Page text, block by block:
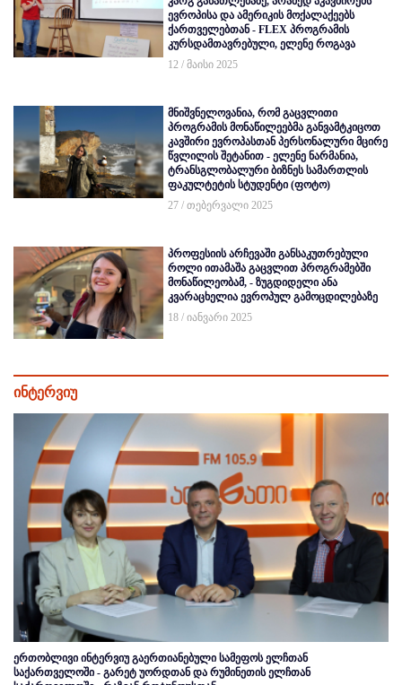
ევროპისა და ამერიკის მოქალაქეებს
ქართველებთან - FLEX პროგრამის
კურსდამთავრებული, ელენე როგავა
12 / მაისი 2025
მნიშვნელოვანია, რომ გაცვლითი
პროგრამის მონაწილეებმა განვამტკიცოთ
კავშირი ევროპასთან პერსონალური მცირე
წვლილის შეტანით - ელენე ნარმანია,
ტრანსგლობალური ბიზნეს სამართლის
ფაკულტეტის სტუდენტი (ფოტო)
27 / თებერვალი 2025
პროფესიის არჩევაში განსაკუთრებული
როლი ითამაშა გაცვლით პროგრამებში
მონაწილეობამ, - ზუგდიდელი ანა
კვარაცხელია ევროპულ გამოცდილებაზე
18 / იანვარი 2025
ინტერვიუ
ერთობლივი ინტერვიუ გაერთიანებული სამეფოს ელჩთან
საქართველოში - გარეტ უორდთან და რუმინეთის ელჩთან